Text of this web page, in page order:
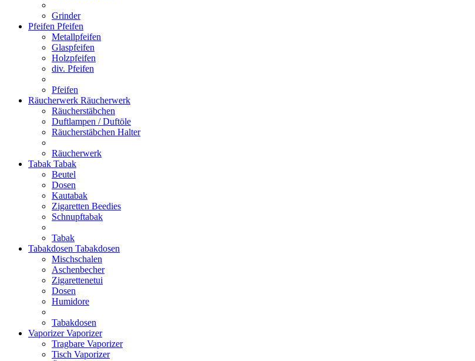
Grinder
Pfeifen Pfeifen
Metallpfeifen
Glaspfeifen
Holzpfeifen
div. Pfeifen
Pfeifen
Räucherwerk Räucherwerk
Räucherstäbchen
Duftlampen / Duftöle
Räucherstäbchen Halter
Räucherwerk
Tabak Tabak
Beutel
Dosen
Kautabak
Zigaretten Beedies
Schnupftabak
Tabak
Tabakdosen Tabakdosen
Mischschalen
Aschenbecher
Zigarettenetui
Dosen
Humidore
Tabakdosen
VaporizerVaporizer
Tragbare Vaporizer
Tisch Vaporizer